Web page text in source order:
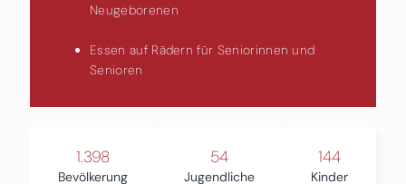
Neugeborenen
Essen auf Rädern für Seniorinnen und
Senioren
1.398
Bevölkerung
54
Jugendliche
144
Kinder